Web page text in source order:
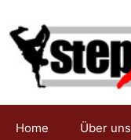
Inhalt
springen
Home Über uns